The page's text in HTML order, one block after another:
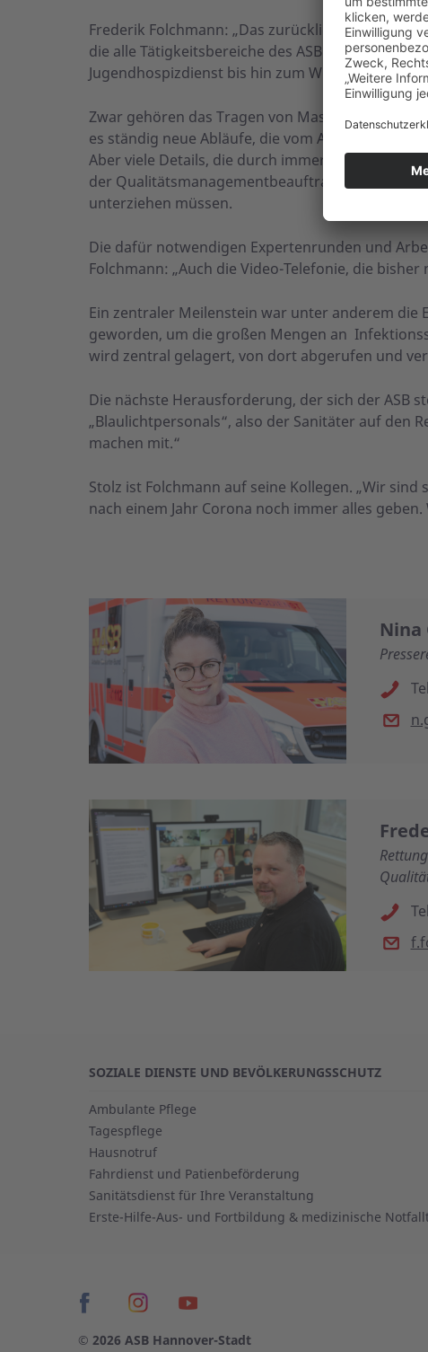
Frederik Folchmann: „Das zurückliegende Jahr
die alle Tätigkeitsbereiche des ASB betrafen
Jugendhospizdienst bis hin zum Wünschewagen
Zwar gehören das Tragen von Masken, das
es ständig neue Abläufe, die vom ASB
Aber viele Details, die durch immer neue
der Qualitätsmanagementbeauftragte. Aktuell
unterziehen müssen.
Die dafür notwendigen Expertenrunden und
Folchmann: „Auch die Video-Telefonie, die
Ein zentraler Meilenstein war unter anderem die
geworden, um die großen Mengen an
wird zentral gelagert, von dort abgerufen und
Die nächste Herausforderung, der sich der ASB
„Blaulichtpersonals“, also der Sanitäter auf den
machen mit.“
Stolz ist Folchmann auf seine Kollegen. „Wir
nach einem Jahr Corona noch immer alles
Nina
SOZIALE DIENSTE UND BEVÖLKERUNGSSCHUTZ
Ambulante Pflege
Tagespflege
Hausnotruf
Fahrdienst und Patienbeförderung
Sanitätsdienst für Ihre Veranstaltung
Erste-Hilfe-Aus- und Fortbildung & medizinische
© 2026 ASB Hannover-Stadt